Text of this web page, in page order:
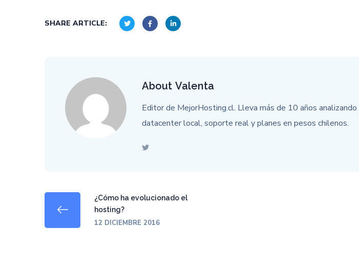
SHARE ARTICLE:
About Valenta
Editor de MejorHosting.cl. Lleva más de 10 años
datacenter local, soporte real y planes en pesos chilenos.
¿Cómo ha evolucionado el
hosting?
12 DICIEMBRE 2016